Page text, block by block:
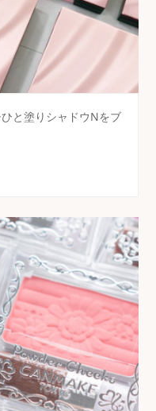
と塗りシャドウNをブ